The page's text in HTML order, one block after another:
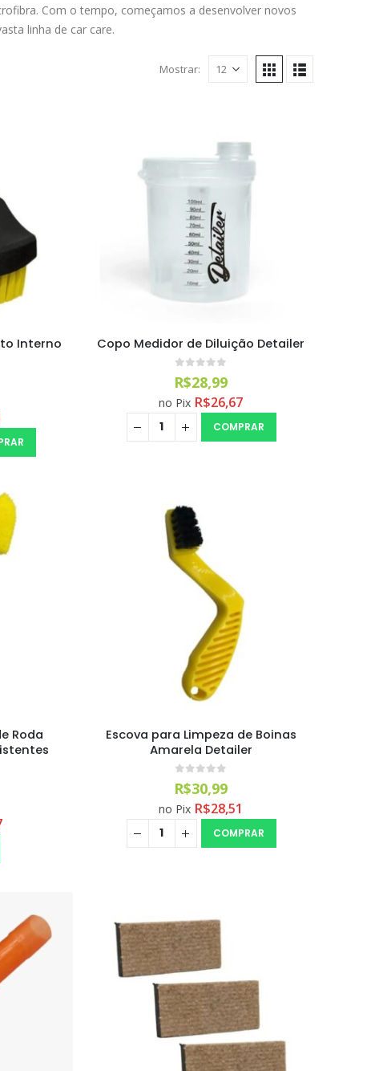
Com o tempo, começamos a desenvolver novos
linha de car care.
Mostrar:
Interno
Copo Medidor de Diluição Detailer
out of 5
R$28,99
no Pix R$26,67
COMPRAR
Roda
Escova para Limpeza de Boinas
Amarela Detailer
out of 5
R$30,99
no Pix R$28,51
COMPRAR